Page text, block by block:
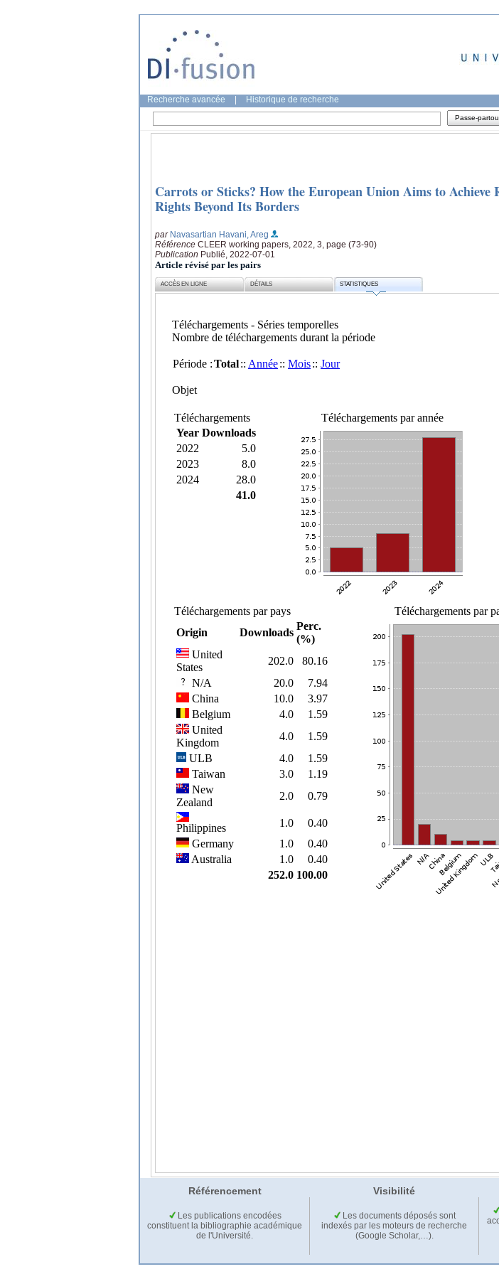
Recherche avancée Historique de recherche
Passe-
Carrots or Sticks? How the European Union Aims to Achieve
Rights Beyond Its Borders
par Navasartian Havani, Areg
Référence CLEER working papers, 2022, 3, page (73-90)
Publication Publié, 2022-07-01
Article révisé par les pairs
ACCÈS EN LIGNE DÉTAILS STATISTIQUES
Référencement Visibilité
Les publications encodées
constituent la bibliographie académique
de l'Université.
Les documents déposés sont
indexés par les moteurs de recherche
(Google Scholar,…).